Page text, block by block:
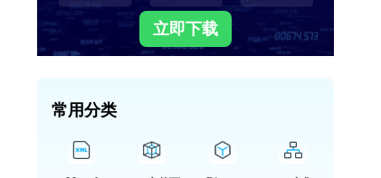
立即下载
常用分类